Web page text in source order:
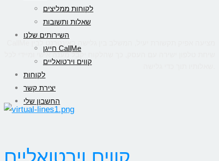
לקוחות ממליצים
שאלות ותשובות
השירותים שלנו
חייגן CallMe
קווים וירטואליים
לקוחות
יצירת קשר
החשבון שלי
שיחת טלפון ישירה עם העסק, כך שהלקוח יקבל מענה אישי ומיידי לכל